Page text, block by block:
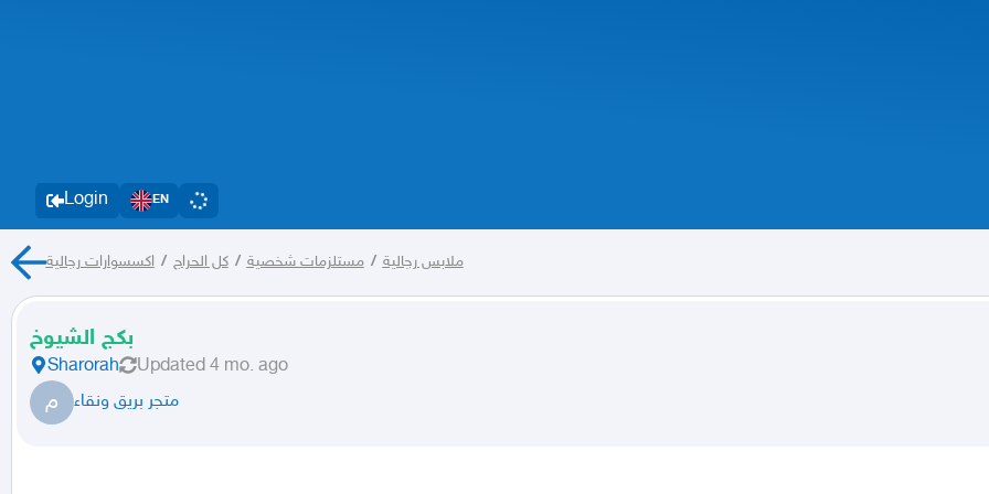
Login EN
ملابس رجالية / مستلزمات شخصية / كل الحراج / اكسسوارات رجالية
بكج الشيوخ
Sharorah Updated 4 mo. ago
م متجر بريق ونقاء